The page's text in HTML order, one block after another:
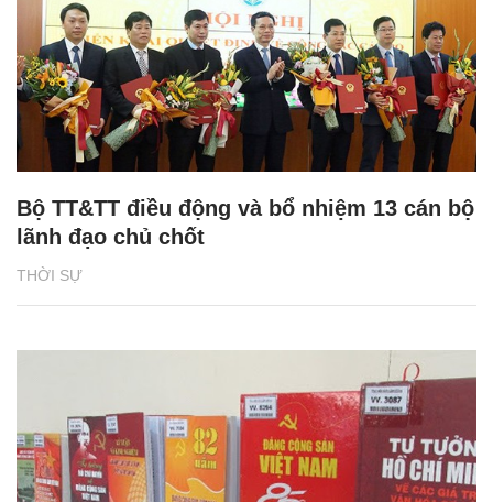
THỜI SỰ
Bộ TT&TT điều động và bổ nhiệm 13 cán bộ
lãnh đạo chủ chốt